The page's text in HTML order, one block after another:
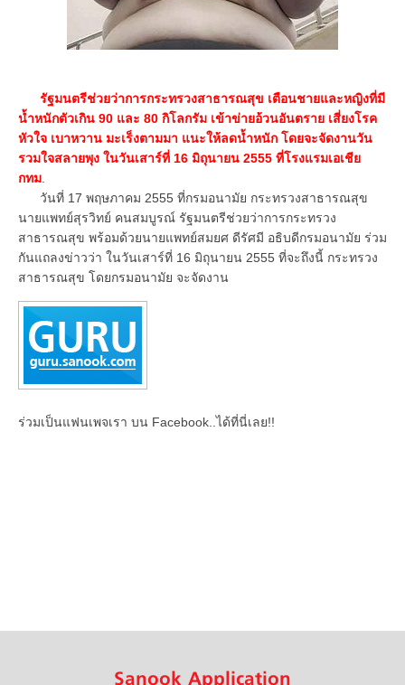
รัฐมนตรีช่วยว่าการกระทรวงสาธารณสุข เตือนชายและหญิงที่มี
น้ำหนักตัวเกิน 90 และ 80 กิโลกรัม เข้าข่ายอ้วนอันตราย เสี่ยงโรค
หัวใจ เบาหวาน มะเร็งตามมา แนะให้ลดน้ำหนัก โดยจะจัดงานวัน
รวมใจสลายพุง ในวันเสาร์ที่ 16 มิถุนายน 2555 ที่โรงแรมเอเชีย
กทม
วันที่ 17 พฤษภาคม 2555 ที่กรมอนามัย กระทรวงสาธารณสุข
นายแพทย์สุรวิทย์ คนสมบูรณ์ รัฐมนตรีช่วยว่าการกระทรวง
สาธารณสุข พร้อมด้วยนายแพทย์สมยศ ดีรัศมี อธิบดีกรมอนามัย ร่วม
กันแถลงข่าวว่า ในวันเสาร์ที่ 16 มิถุนายน 2555 ที่จะถึงนี้ กระทรวง
สาธารณสุข โดยกรมอนามัย จะจัดงาน
ร่วมเป็นแฟนเพจเรา บน Facebook..ได้ที่นี่เลย!!